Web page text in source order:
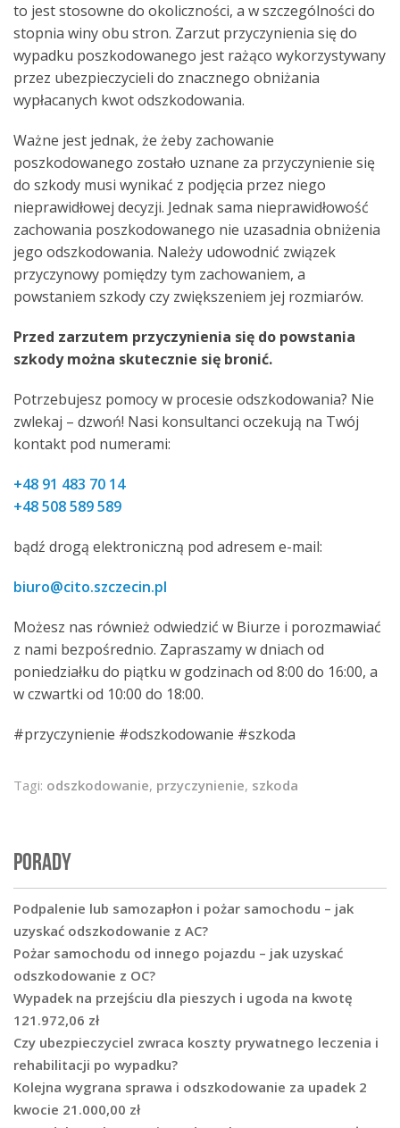
to jest stosowne do okoliczności, a w szczególności do
stopnia winy obu stron. Zarzut przyczynienia się do
wypadku poszkodowanego jest rażąco wykorzystywany
przez ubezpieczycieli do znacznego obniżania
wypłacanych kwot odszkodowania.
Ważne jest jednak, że żeby zachowanie
poszkodowanego zostało uznane za przyczynienie się
do szkody musi wynikać z podjęcia przez niego
nieprawidłowej decyzji. Jednak sama nieprawidłowość
zachowania poszkodowanego nie uzasadnia obniżenia
jego odszkodowania. Należy udowodnić związek
przyczynowy pomiędzy tym zachowaniem, a
powstaniem szkody czy zwiększeniem jej rozmiarów.
Przed zarzutem przyczynienia się do powstania
szkody można skutecznie się bronić.
Potrzebujesz pomocy w procesie odszkodowania? Nie
zwlekaj – dzwoń! Nasi konsultanci oczekują na Twój
kontakt pod numerami:
+48 91 483 70 14
+48 508 589 589
bądź drogą elektroniczną pod adresem e-mail:
biuro@cito.szczecin.pl
Możesz nas również odwiedzić w Biurze i porozmawiać
z nami bezpośrednio. Zapraszamy w dniach od
poniedziałku do piątku w godzinach od 8:00 do 16:00, a
w czwartki od 10:00 do 18:00.
#przyczynienie #odszkodowanie #szkoda
Tagi: odszkodowanie, przyczynienie, szkoda
PORADY
Podpalenie lub samozapłon i pożar samochodu – jak
uzyskać odszkodowanie z AC?
Pożar samochodu od innego pojazdu – jak uzyskać
odszkodowanie z OC?
Wypadek na przejściu dla pieszych i ugoda na kwotę
121.972,06 zł
Czy ubezpieczyciel zwraca koszty prywatnego leczenia i
rehabilitacji po wypadku?
Kolejna wygrana sprawa i odszkodowanie za upadek 2
kwocie 21.000,00 zł